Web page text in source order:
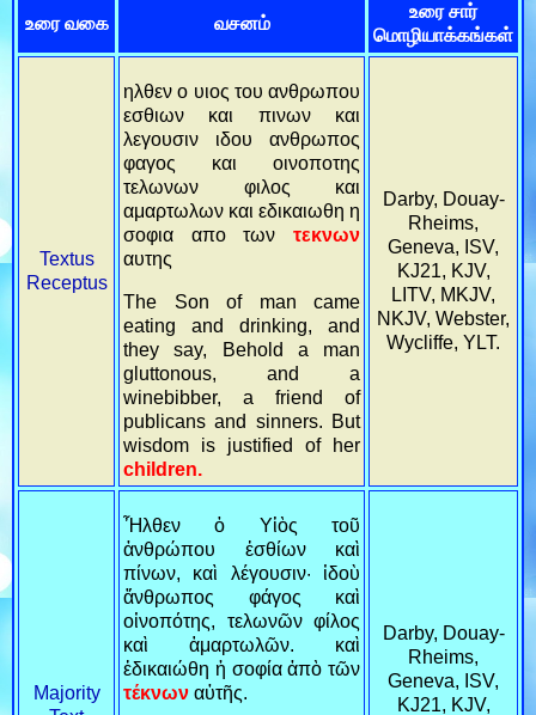
உரை வகை வசனம்
உரை சார்
மொழியாக்கங்கள்
Textus
Receptus
ηλθεν ο υιος του ανθρωπου
εσθιων και πινων και
λεγουσιν ιδου ανθρωπος
φαγος και οινοποτης
τελωνων φιλος και
αμαρτωλων και εδικαιωθη η
σοφια απο των τεκνων
αυτης
The Son of man came
eating and drinking, and
they say, Behold a man
gluttonous, and a
winebibber, a friend of
publicans and sinners. But
wisdom is justified of her
children.
Darby, Douay-
Rheims,
Geneva, ISV,
KJ21, KJV,
LITV, MKJV,
NKJV, Webster,
Wycliffe, YLT.
Majority
Ἦλθεν ὁ Υἱὸς τοῦ
ἀνθρώπου ἐσθίων καὶ
πίνων, καὶ λέγουσιν· ἰδοὺ
ἄνθρωπος φάγος καὶ
οἰνοπότης, τελωνῶν φίλος
καὶ ἁμαρτωλῶν. καὶ
ἐδικαιώθη ἡ σοφία ἀπὸ τῶν
τέκνων αὐτῆς.
Darby, Douay-
Rheims,
Geneva, ISV,
KJ21, KJV,